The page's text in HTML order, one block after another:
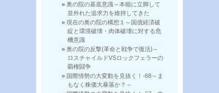
奥の院の基底意識～本能に立脚して
並外れた追求力を維持してきた
現在の奥の院の構想１～国債経済破
綻と環境破壊・肉体破壊に対する危
機意識
奥の院の反撃(革命と戦争で復活)～
ロスチャイルドVSロックフェラーの
覇権闘争
国際情勢の大変動を見抜く！-68～ま
もなく株価大暴落か？～